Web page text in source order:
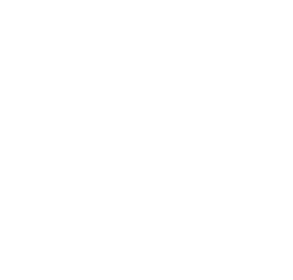
смешные истории,
карикатуры, шаржи, стихи,